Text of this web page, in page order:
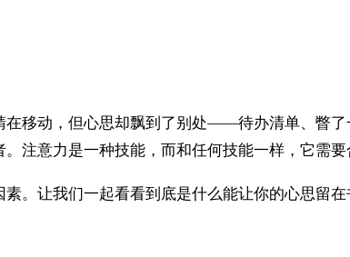
移动，但心思却飘到了别处——待办清单、瞥
注意力是一种技能，而和任何技能一样，它需要
。让我们一起看看到底是什么能让你的心思留在